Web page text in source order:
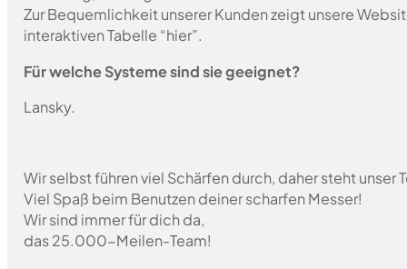
Zur Bequemlichkeit unserer Kunden zeigt unsere
interaktiven Tabelle “hier”.
Für welche Systeme sind sie geeignet?
Lansky.
Wir selbst führen viel Schärfen durch, daher steht
Viel Spaß beim Benutzen deiner scharfen Messer!
Wir sind immer für dich da,
das 25.000-Meilen-Team!